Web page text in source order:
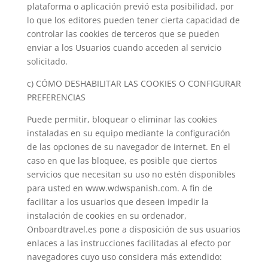
plataforma o aplicación previó esta posibilidad, por
lo que los editores pueden tener cierta capacidad de
controlar las cookies de terceros que se pueden
enviar a los Usuarios cuando acceden al servicio
solicitado.
c) CÓMO DESHABILITAR LAS COOKIES O CONFIGURAR
PREFERENCIAS
Puede permitir, bloquear o eliminar las cookies
instaladas en su equipo mediante la configuración
de las opciones de su navegador de internet. En el
caso en que las bloquee, es posible que ciertos
servicios que necesitan su uso no estén disponibles
para usted en www.wdwspanish.com. A fin de
facilitar a los usuarios que deseen impedir la
instalación de cookies en su ordenador,
Onboardtravel.es pone a disposición de sus usuarios
enlaces a las instrucciones facilitadas al efecto por
navegadores cuyo uso considera más extendido: